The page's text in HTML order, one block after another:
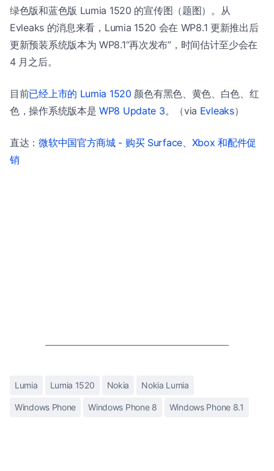
绿色版和蓝色版 Lumia 1520 的宣传图（题图）。从
Evleaks 的消息来看，Lumia 1520 会在 WP8.1 更新推出后
更新预装系统版本为 WP8.1“再次发布”，时间估计至少会在
4 月之后。
目前已经上市的 Lumia 1520 颜色有黑色、黄色、白色、红
色，操作系统版本是WP8 Update 3。（via Evleaks）
直达：微软中国官方商城 - 购买 Surface、Xbox 和配件促
销
Lumia Lumia 1520 Nokia Nokia Lumia
Windows Phone Windows Phone 8 Windows Phone 8.1